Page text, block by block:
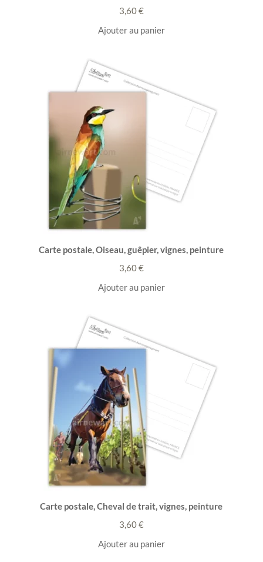
3,60€
Ajouter au panier
Carte postale, Oiseau, guêpier, vignes, peinture
3,60€
Ajouter au panier
Carte postale, Cheval de trait, vignes, peinture
3,60€
Ajouter au panier